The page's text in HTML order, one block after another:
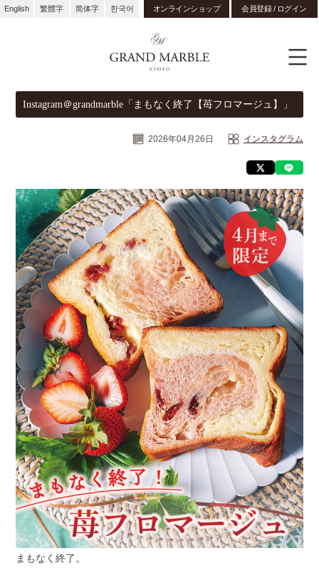
English 繁體字 简体字 한국어 オンラインショップ 会員登録 / ログイン
Instagram＠grandmarble「まもなく終了【苺フロマージュ】」
2026年04月26日 インスタグラム
まもなく終了。